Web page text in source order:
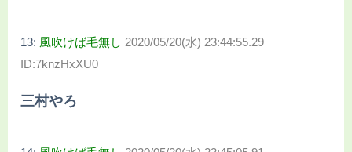
13: 風吹けば毛無し 2020/05/20(水) 23:44:55.29
ID:7knzHxXU0
三村やろ